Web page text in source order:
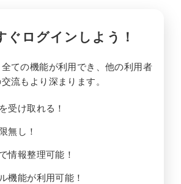
ぐログインしよう！
ての機能が利用でき、他の利用者
流もより深まります。
受け取れる！
無し！
情報整理可能！
機能が利用可能！